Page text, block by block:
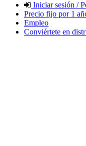
Iniciar sesión /
Precio fijo por 1
Empleo
Conviértete en